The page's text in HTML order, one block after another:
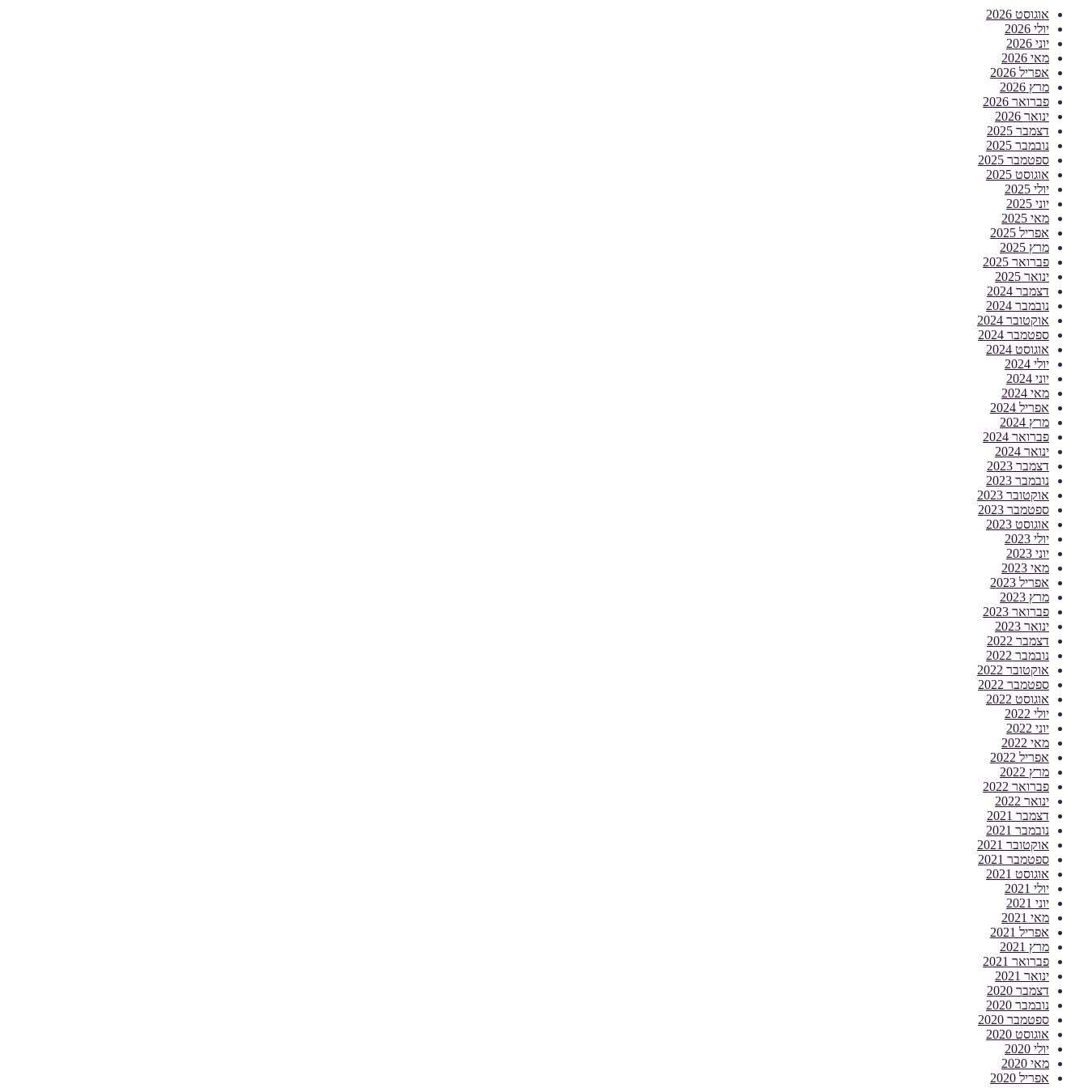
אוגוסט 2026
יולי 2026
יוני 2026
מאי 2026
אפריל 2026
מרץ 2026
פברואר 2026
ינואר 2026
דצמבר 2025
נובמבר 2025
ספטמבר 2025
אוגוסט 2025
יולי 2025
יוני 2025
מאי 2025
אפריל 2025
מרץ 2025
פברואר 2025
ינואר 2025
דצמבר 2024
נובמבר 2024
אוקטובר 2024
ספטמבר 2024
אוגוסט 2024
יולי 2024
יוני 2024
מאי 2024
אפריל 2024
מרץ 2024
פברואר 2024
ינואר 2024
דצמבר 2023
נובמבר 2023
אוקטובר 2023
ספטמבר 2023
אוגוסט 2023
יולי 2023
יוני 2023
מאי 2023
אפריל 2023
מרץ 2023
פברואר 2023
ינואר 2023
דצמבר 2022
נובמבר 2022
אוקטובר 2022
ספטמבר 2022
אוגוסט 2022
יולי 2022
יוני 2022
מאי 2022
אפריל 2022
מרץ 2022
פברואר 2022
ינואר 2022
דצמבר 2021
נובמבר 2021
אוקטובר 2021
ספטמבר 2021
אוגוסט 2021
יולי 2021
יוני 2021
מאי 2021
אפריל 2021
מרץ 2021
פברואר 2021
ינואר 2021
דצמבר 2020
נובמבר 2020
ספטמבר 2020
אוגוסט 2020
יולי 2020
מאי 2020
אפריל 2020